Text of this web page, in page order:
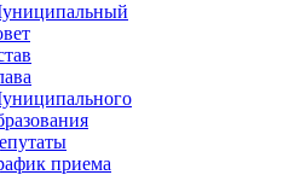
приема